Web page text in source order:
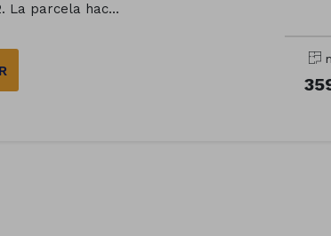
La parcela hac...